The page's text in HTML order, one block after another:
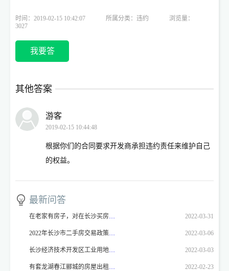
时间：2019-02-15 10:42:07 所属分类：违约
浏览量：
3027
我要答
其他答案
游客
2019-02-15 10:44:48
根据你们的合同要求开发商承担违约责任来维护自己
的权益。
最新问答
在老家有房子，对在长沙买房有影响吗 2022-03-31
2022年长沙市二手房交易政策是什么？ 2022-03-06
长沙经济技术开发区工业用地，厂房价格 2022-03-03
有套龙湖春江郦城的房屋出租，想就近找新环境门店登记！！！ 2022-02-23